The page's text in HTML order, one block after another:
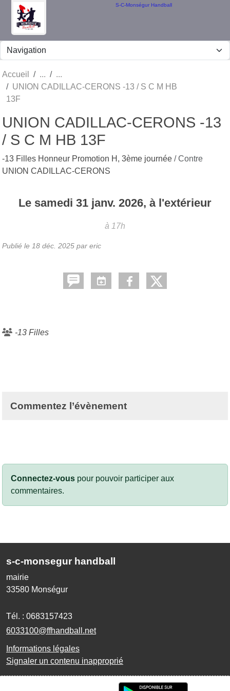
S-C-Monségur Handball
Accueil
UNION CADILLAC-CERONS -13 / S C M HB
13F
UNION CADILLAC-CERONS -13
/ S C M HB 13F
-13 Filles Honneur Promotion H, 3ème journée / Contre
UNION CADILLAC-CERONS
Le samedi 31 janv. 2026, à l'extérieur
à 17h
Publié le 18 déc. 2025 par eric
-13 Filles
Commentez l’évènement
Connectez-vous pour pouvoir participer aux
commentaires.
s-c-monsegur handball
mairie
33580 Monségur
Tél. : 0683157423
6033100@ffhandball.net
Informations légales
Signaler un contenu inapproprié
Panneau de gestion des cookies